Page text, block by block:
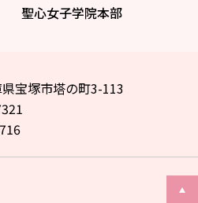
聖心女子学院本部
宝塚市塔の町3-113